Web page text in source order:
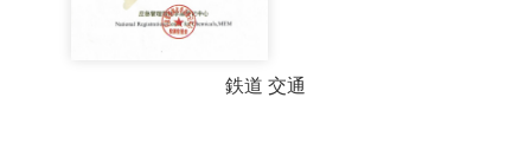
テストレポート